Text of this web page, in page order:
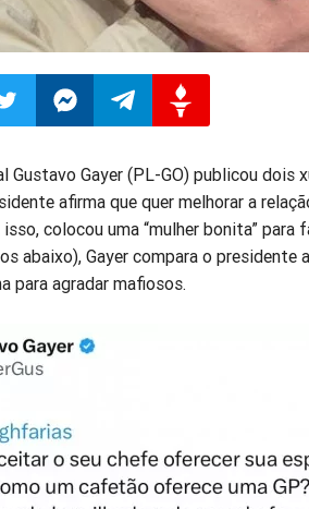
no
Messenger
no
Telegram
no
Gettr
Gustavo Gayer (PL-GO) publicou dois
afirma que quer melhorar a
colocou uma “mulher bonita”
abaixo), Gayer compara o presidente
para agradar mafiosos.